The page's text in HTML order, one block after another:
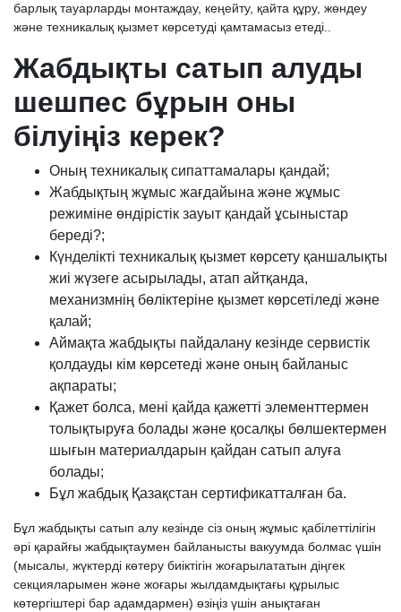
барлық тауарларды монтаждау, кеңейту, қайта құру, жөндеу
және техникалық қызмет көрсетуді қамтамасыз етеді..
Жабдықты сатып алуды
шешпес бұрын оны
білуіңіз керек?
Оның техникалық сипаттамалары қандай;
Жабдықтың жұмыс жағдайына және жұмыс
режиміне өндірістік зауыт қандай ұсыныстар
береді?;
Күнделікті техникалық қызмет көрсету қаншалықты
жиі жүзеге асырылады, атап айтқанда,
механизмнің бөліктеріне қызмет көрсетіледі және
қалай;
Аймақта жабдықты пайдалану кезінде сервистік
қолдауды кім көрсетеді және оның байланыс
ақпараты;
Қажет болса, мені қайда қажетті элементтермен
толықтыруға болады және қосалқы бөлшектермен
шығын материалдарын қайдан сатып алуға
болады;
Бұл жабдық Қазақстан сертификатталған ба.
Бұл жабдықты сатып алу кезінде сіз оның жұмыс қабілеттілігін
әрі қарайғы жабдықтаумен байланысты вакуумда болмас үшін
(мысалы, жүктерді көтеру биіктігін жоғарылататын діңгек
секцияларымен және жоғары жылдамдықтағы құрылыс
көтергіштері бар адамдармен) өзіңіз үшін анықтаған